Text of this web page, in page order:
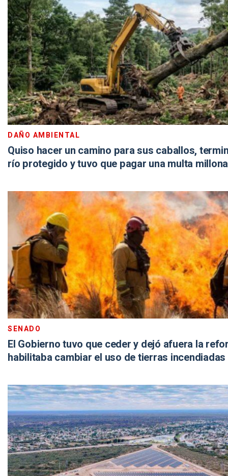
DAÑO AMBIENTAL
Quiso hacer un camino para sus caballos,
río protegido y tuvo que pagar una multa
SENADO
El Gobierno tuvo que ceder y dejó afuera la
habilitaba cambiar el uso de tierras incendiadas